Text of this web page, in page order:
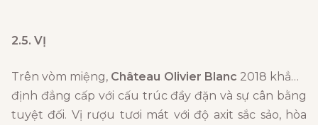
2.5. VỊ
Trên vòm miệng, Château Olivier Blanc 2018 khẳng
định đẳng cấp với cấu trúc đầy đặn và sự cân bằng
tuyệt đối. Vị rượu tươi mát với độ axit sắc sảo, hòa